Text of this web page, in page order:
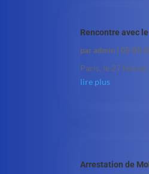
Rencontre avec
paradmin |05 03
Paris, le 27 février
lire plus
Arrestation de